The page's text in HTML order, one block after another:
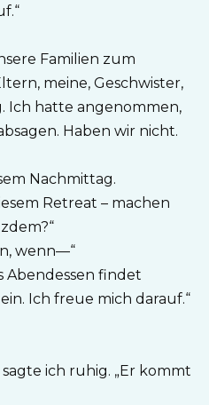
Familien zum
meine, Geschwister,
Ich hatte angenommen,
Haben wir nicht.
Nachmittag.
Retreat – machen
wenn—“
Abendessen findet
Ich freue mich darauf.“
sagte ich ruhig. „Er kommt